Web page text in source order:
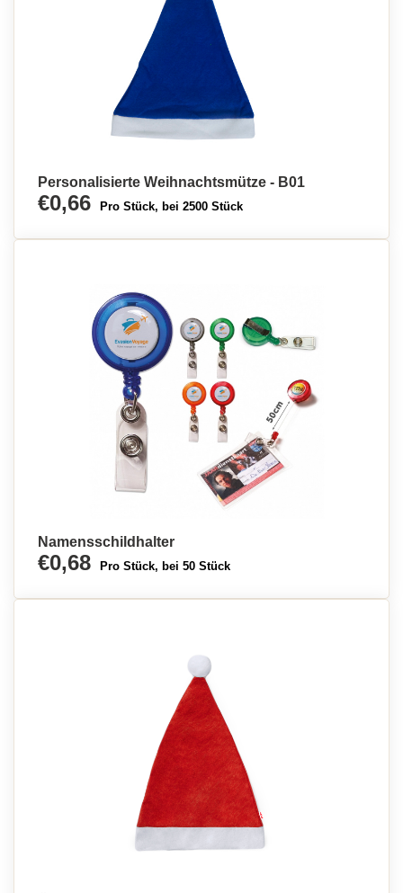
Personalisierte Weihnachtsmütze - B01
€0,66 Pro Stück, bei 2500 Stück
Namensschildhalter
€0,68 Pro Stück, bei 50 Stück